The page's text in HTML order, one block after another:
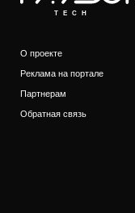
TECH
О проекте
Реклама на портале
Партнерам
Обратная связь